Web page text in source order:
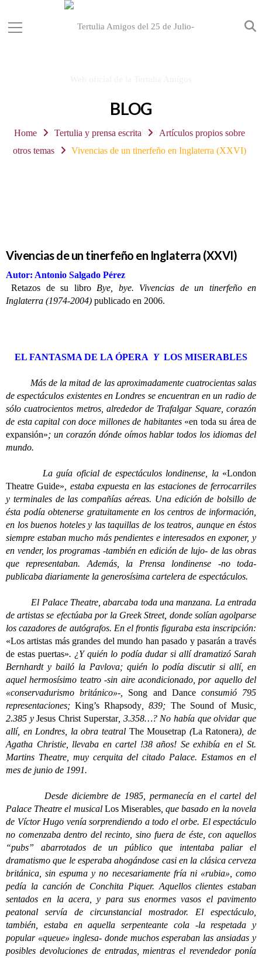
BLOG
Home Tertulia y prensa escrita
Artículos propios sobre
otros temas
Vivencias de un tinerfeño en Inglaterra (XXVI)
Vivencias de un tinerfeño en Inglaterra (XXVI)
Autor: Antonio Salgado Pérez
Retazos de su libro Bye, bye. Vivencias de un tinerfeño en
Inglaterra (1974-2004) publicado en 2006.
EL FANTASMA DE LA ÓPERA Y LOS MISERABLES
Más de la mitad de las aproximadamente cuatrocientas salas
de espectáculos existentes en Londres se encuentran en un radio de
sólo cuatrocientos metros, alrededor de Trafalgar Square, corazón
de esta capital con doce millones de habitantes «en toda su área de
expansión»; un corazón dónde oímos hablar todos los idiomas del
mundo.
La guía oficial de espectáculos londinense, la «London
Theatre Guide» , estaba expuesta en las estaciones de ferrocarriles
y terminales de las compañías aéreas. Una edición de bolsillo de
ésta podía obtenerse gratuitamente en los centros de información,
en los buenos hoteles y las taquillas de los teatros, aunque en éstos
siempre estaban mucho más pendientes e interesados en exponer, y
en vender, los programas -también en edición de lujo- de las obras
que representaban. Además, la Prensa londinense -no toda-
publicaba diariamente la generosísima cartelera de espectáculos.
El Palace Theatre, abarcaba toda una manzana. La entrada
de artistas se efectúaba por la Greek Street, donde solían agolparse
los cazadores de autógrafos. En el frontis figuraba esta inscripción:
«Los artistas más grandes del mundo han pasado y pasarán a través
de estas puertas». ¿Y quién lo podía dudar si allí dramatizó Sarah
Bernhardt y bailó la Pavlova; quién lo podía discutir si allí, en
aquel hermosísimo teatro -sin aire acondicionado, por aquello del
«conservadurismo británico»-, Song and Danceconsumió 795
representaciones;King’s Rhapsody , 839; The Sound of Music
2.385 yJesus Christ Superstar, 3.358…? No había que olvidar que
allí, en Londres, la obra teatral The Mousetrap (La Ratonera), de
Agatha Christie, llevaba en cartel !38 años! Se exhibía en el St.
Martins Theatre, muy cerquita del citado Palace. Estamos en el
mes de junio de 1991.
Desde diciembre de 1985, permanecía en el cartel del
Palace Theatre el musical Los Miserables , que basado en la novela
de Víctor Hugo venía sorprendiendo a todo el orbe. El espectáculo
no comenzaba dentro del recinto, sino fuera de éste, con aquellos
“pubs” abarrotados de un público que intentaba paliar el
dramatismo que le esperaba ahogándose casi en la clásica cerveza
británica, sin espuma y no necesariamente fría ni «rubia», como
pedía la canción de Conchita Piquer. Aquellos clientes estaban
sentados en la acera, y para sus enormes vasos el pavimento
peatonal servía de circunstancial mostrador. El espectáculo,
también, estaba en aquella serpenteante cola -la respetada y
popular «queue» inglesa- donde muchos esperaban las ansiadas y
posibles devoluciones de entradas, mientras el revendedor ponía